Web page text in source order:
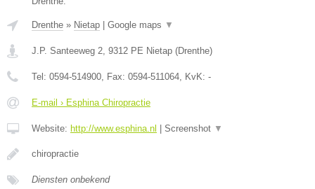
Drenthe » Nietap Google maps ▼
J.P. Santeeweg 2, 9312 PE Nietap (Drenthe)
Tel: 0594-514900, Fax: 0594-511064, KvK: -
E-mail › Esphina Chiropractie
Website: http://www.esphina.nl Screenshot ▼
chiropractie
Diensten onbekend